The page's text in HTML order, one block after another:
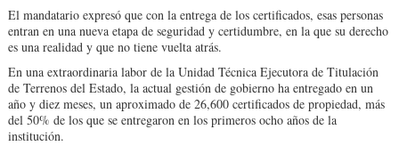
El mandatario expresó que con la entrega de los certificados, esas perso­nas
entran en una nueva etapa de seguridad y cer­tidumbre, en la que su de­recho
es una realidad y que no tiene vuelta atrás.
En una extraordinaria la­bor de la Unidad Técni­ca Ejecutora de Titulación
de Terrenos del Estado, la actual gestión de gobier­no ha entregado en un
año y diez meses, un aproxi­mado de 26,600 certifi­cados de propiedad, más
del 50% de los que se en­tregaron en los primeros ocho años de la
institución.